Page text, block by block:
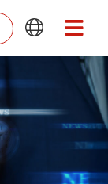
Main
Menu
Main
Menu